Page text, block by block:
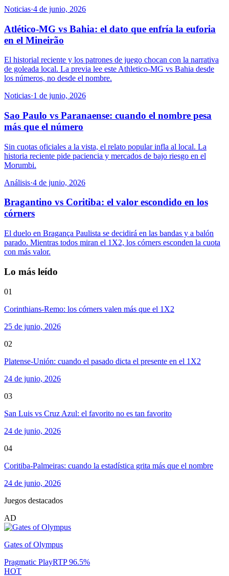
Noticias·4 de junio, 2026
Atlético-MG vs Bahia: el dato que enfría la euforia
en el Mineirão
El historial reciente y los patrones de juego chocan con la narrativa
de goleada local. La previa lee este Athletico-MG vs Bahia desde
los números, no desde el nombre.
Noticias·1 de junio, 2026
Sao Paulo vs Paranaense: cuando el nombre pesa
más que el número
Sin cuotas oficiales a la vista, el relato popular infla al local. La
historia reciente pide paciencia y mercados de bajo riesgo en el
Morumbi.
Análisis·4 de junio, 2026
Bragantino vs Coritiba: el valor escondido en los
córners
El duelo en Bragança Paulista se decidirá en las bandas y a balón
parado. Mientras todos miran el 1X2, los córners esconden la cuota
con más valor.
Lo más leído
01
Corinthians-Remo: los córners valen más que el 1X2
25 de junio, 2026
02
Platense-Unión: cuando el pasado dicta el presente en el 1X2
24 de junio, 2026
03
San Luis vs Cruz Azul: el favorito no es tan favorito
24 de junio, 2026
04
Coritiba-Palmeiras: cuando la estadística grita más que el nombre
24 de junio, 2026
Juegos destacados
AD
Gates of Olympus
Pragmatic PlayRTP96.5%
HOT